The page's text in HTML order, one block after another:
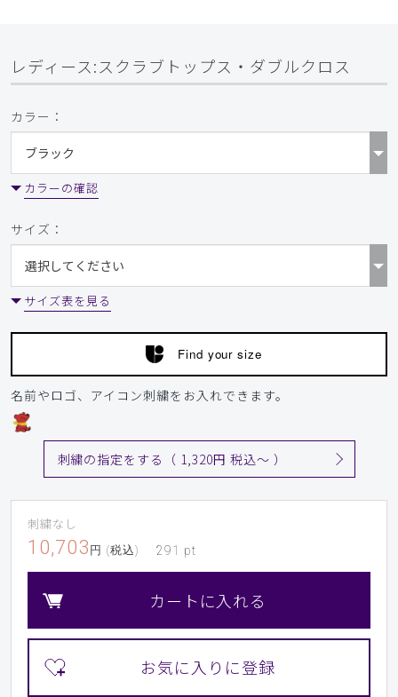
レディース:スクラブトップス・ダブルクロス
カラー：
カラーの確認
サイズ：
サイズ表を見る
Find your size
名前やロゴ、アイコン刺繍をお入れできます。
刺繍の指定をする（ 1,320円 税込〜 ）
刺繍なし
10,703 円 (税込) 291 pt
カートに入れる